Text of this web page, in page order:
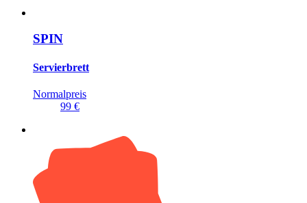
SPIN
Servierbrett
Normalpreis
99 €